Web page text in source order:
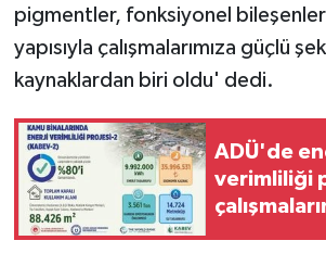
pigmentler, fonksiyonel
yapısıyla çalışmalarımıza güçlü
kaynaklardan biri oldu' dedi.
ADÜ'de
verimliliği